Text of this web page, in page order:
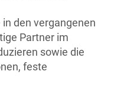
den vergangenen
Partner im
sowie die
feste